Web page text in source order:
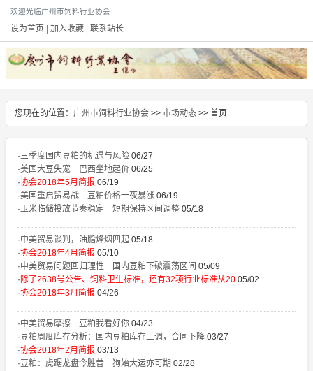
欢迎光临广州市饲料行业协会
设为首页 加入收藏 联系站长
您现在的位置： 广州市饲料行业协会 >> 市场动态 >> 首页
·三季度国内豆粕的机遇与风险 06/27
·美国大豆失宠 巴西坐地起价 06/25
·协会2018年5月简报 06/19
·美国重启贸易战 豆粕价格一夜暴涨 06/19
·玉米临储投放节奏稳定 短期保持区间调整 05/18
·中美贸易谈判，油脂烽烟四起 05/18
·协会2018年4月简报 05/10
·中美贸易问题回归理性 国内豆粕下破震荡区间 05/09
· 除了2638号公告、饲料卫生标准，还有32项行业标准从20 05/02
·协会2018年3月简报 04/26
·中美贸易摩擦 豆粕我看好你 04/23
· 豆粕周度库存分析：国内豆粕库存上调，合同下降 03/27
·协会2018年2月简报 03/13
· 豆粕：虎踞龙盘今胜昔 狗始大运亦可期 02/28